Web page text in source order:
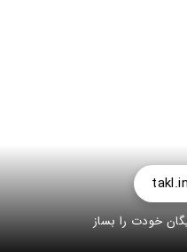
خودت را بساز